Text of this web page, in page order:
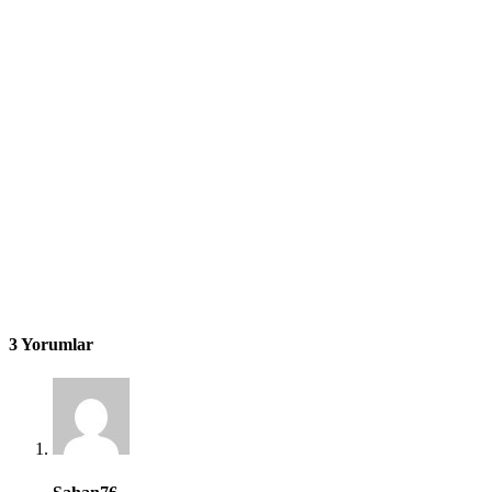
3 Yorumlar